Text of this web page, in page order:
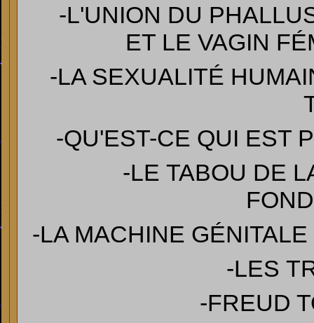
-L'UNION DU
ET LE VAGIN
-LA SEXUALITÉ
-QU'EST-CE QUI EST
-LE TABOU DE
-LA MACHINE
-LES
-FREUD